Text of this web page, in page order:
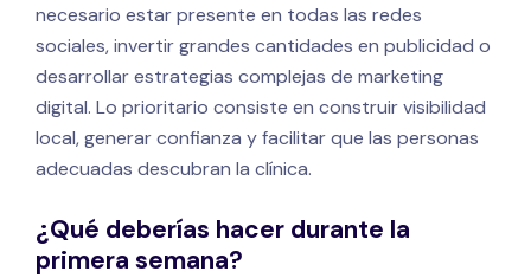
necesario estar presente en todas las redes
sociales, invertir grandes cantidades en publicidad o
desarrollar estrategias complejas de marketing
digital. Lo prioritario consiste en construir visibilidad
local, generar confianza y facilitar que las personas
adecuadas descubran la clínica.
¿Qué deberías hacer durante la
primera semana?